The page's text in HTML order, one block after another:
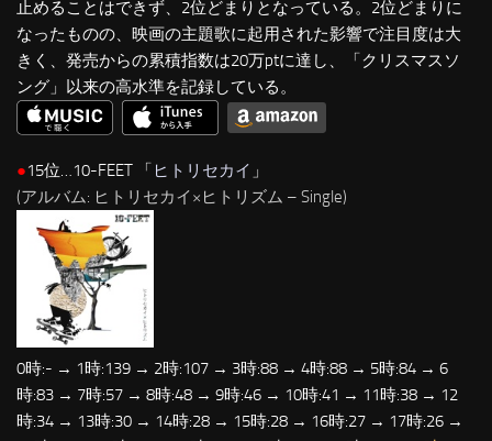
止めることはできず、2位どまりとなっている。2位どまりに
なったものの、映画の主題歌に起用された影響で注目度は大
きく、発売からの累積指数は20万ptに達し、「クリスマスソ
ング」以来の高水準を記録している。
●15位…10-FEET 「 ヒトリセカイ 」
(アルバム: ヒトリセカイ×ヒトリズム – Single)
0時:- → 1時:139 → 2時:107 → 3時:88 → 4時:88 → 5時:84 → 6
時:83 → 7時:57 → 8時:48 → 9時:46 → 10時:41 → 11時:38 → 12
時:34 → 13時:30 → 14時:28 → 15時:28 → 16時:27 → 17時:26 →